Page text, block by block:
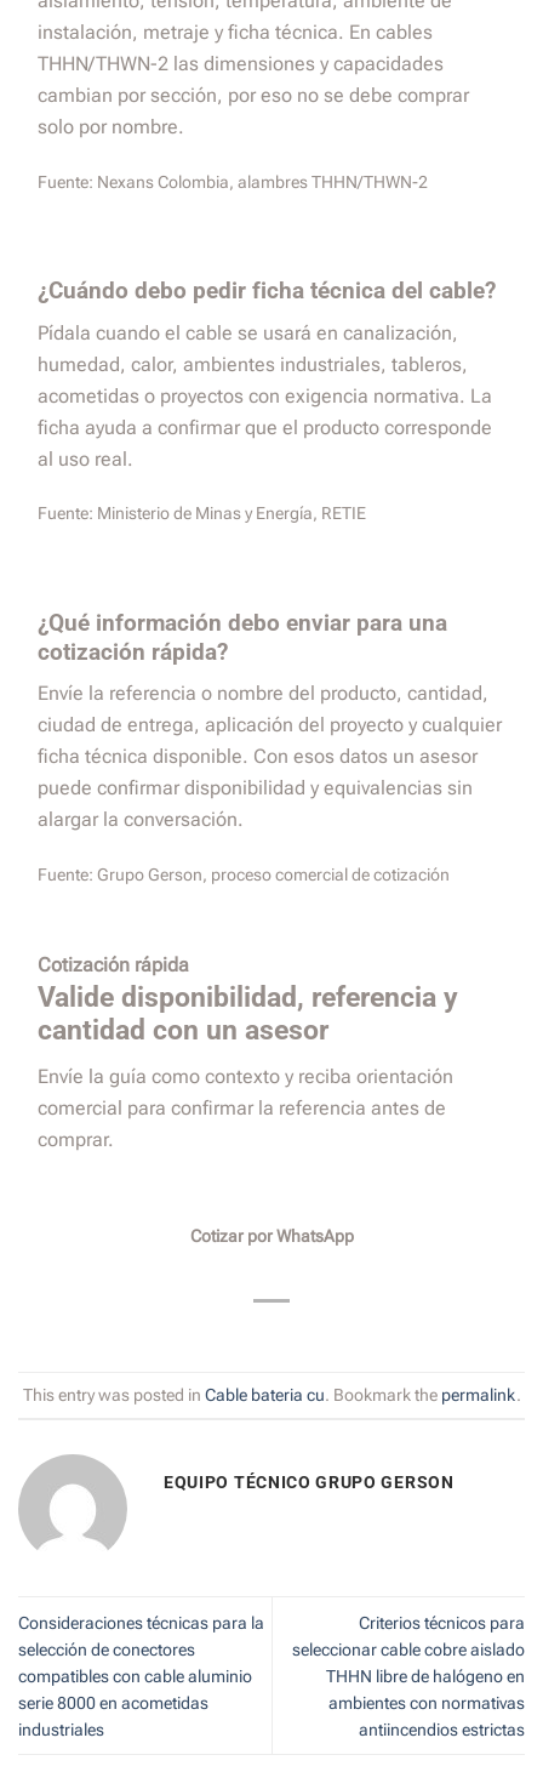
instalación, metraje y ficha técnica. En cables
THHN/THWN-2 las dimensiones y capacidades
cambian por sección, por eso no se debe comprar
solo por nombre.
Fuente: Nexans Colombia, alambres THHN/THWN-2
¿Cuándo debo pedir ficha técnica del cable?
Pídala cuando el cable se usará en canalización,
humedad, calor, ambientes industriales, tableros,
acometidas o proyectos con exigencia normativa. La
ficha ayuda a confirmar que el producto corresponde
al uso real.
Fuente: Ministerio de Minas y Energía, RETIE
¿Qué información debo enviar para una
cotización rápida?
Envíe la referencia o nombre del producto, cantidad,
ciudad de entrega, aplicación del proyecto y cualquier
ficha técnica disponible. Con esos datos un asesor
puede confirmar disponibilidad y equivalencias sin
alargar la conversación.
Fuente: Grupo Gerson, proceso comercial de cotización
Cotización rápida
Valide disponibilidad, referencia y
cantidad con un asesor
Envíe la guía como contexto y reciba orientación
comercial para confirmar la referencia antes de
comprar.
Cotizar por WhatsApp
This entry was posted in Cable bateria cu. Bookmark the permalink.
EQUIPO TÉCNICO GRUPO GERSON
Consideraciones técnicas para la
selección de conectores
compatibles con cable aluminio
serie 8000 en acometidas
industriales
Criterios técnicos para
seleccionar cable cobre aislado
THHN libre de halógeno en
ambientes con normativas
antiincendios estrictas